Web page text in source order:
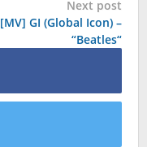
Next post
[MV] GI (Global Icon) –
“Beatles“